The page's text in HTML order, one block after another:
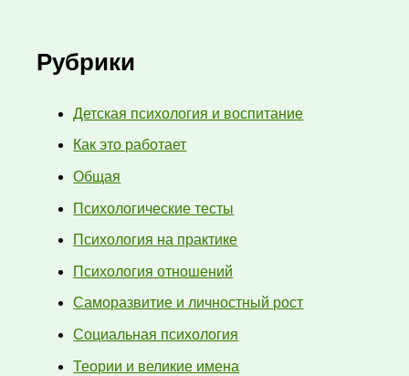
Рубрики
Детская психология и воспитание
Как это работает
Общая
Психологические тесты
Психология на практике
Психология отношений
Саморазвитие и личностный рост
Социальная психология
Теории и великие имена